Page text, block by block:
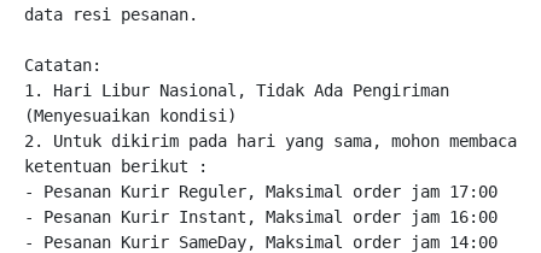
data resi pesanan.
Catatan:
1. Hari Libur Nasional, Tidak Ada Pengiriman
(Menyesuaikan kondisi)
2. Untuk dikirim pada hari yang sama, mohon membaca
ketentuan berikut :
- Pesanan Kurir Reguler, Maksimal order jam 17:00
- Pesanan Kurir Instant, Maksimal order jam 16:00
- Pesanan Kurir SameDay, Maksimal order jam 14:00